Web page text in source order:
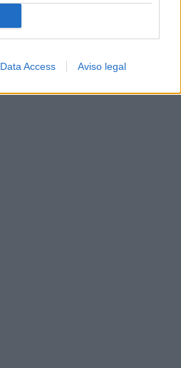
Data Access Aviso legal